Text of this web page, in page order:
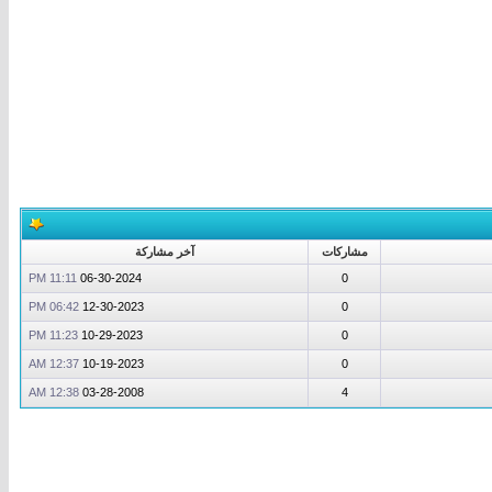
مشاركات
آخر مشاركة
0
06-30-2024
11:11 PM
0
12-30-2023
06:42 PM
0
10-29-2023
11:23 PM
0
10-19-2023
12:37 AM
4
03-28-2008
12:38 AM